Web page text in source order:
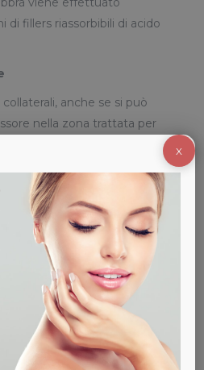
di fillers riassorbibili di acido
anche se si può
nella zona trattata per
testati e non
marche migliori disponibili sul
(Teoxane ® – Allergan®).
ai nostri servizi di
X